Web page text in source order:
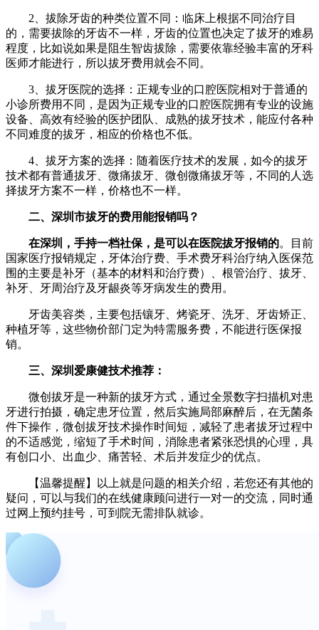
2、拔除牙齿的种类位置不同：临床上根据不同治疗目
的，需要拔除的牙齿不一样，牙齿的位置也决定了拔牙的难易
程度，比如说如果是阻生智齿拔除，需要依靠经验丰富的牙科
医师才能进行，所以拔牙费用就会不同。
3、拔牙医院的选择：正规专业的口腔医院相对于普通的
小诊所费用不同，是因为正规专业的口腔医院拥有专业的设施
设备、高效有经验的医护团队、成熟的拔牙技术，能应付各种
不同难度的拔牙，相应的价格也不低。
4、拔牙方案的选择：随着医疗技术的发展，如今的拔牙
技术都有普通拔牙、微痛拔牙、微创微痛拔牙等，不同的人选
择拔牙方案不一样，价格也不一样。
二、深圳市拔牙的费用能报销吗？
在深圳，手持一档社保，是可以在医院拔牙报销的。目前
国家医疗报销规定，牙体治疗费、手术费牙科治疗纳入医保范
围的主要是补牙（基本的材料和治疗费）、根管治疗、拔牙、
补牙、牙周治疗及牙龈炎等牙病发生的费用。
牙齿美容类，主要包括镶牙、烤瓷牙、洗牙、牙齿矫正、
种植牙等，这些物价部门定为特需服务费，不能进行医保报
销。
三、深圳爱康健技术推荐：
微创拔牙是一种新的拔牙方式，通过全景数字扫描机对患
牙进行拍摄，确定患牙位置，然后实施局部麻醉后，在无菌条
件下操作，微创拔牙技术操作时间短，减轻了患者拔牙过程中
的不适感觉，缩短了手术时间，消除患者紧张恐惧的心理，具
有创口小、出血少、痛苦轻、术后并发症少的优点。
【温馨提醒】以上就是问题的相关介绍，若您还有其他的
疑问，可以与我们的在线健康顾问进行一对一的交流，同时通
过网上预约挂号，可到院无需排队就诊。